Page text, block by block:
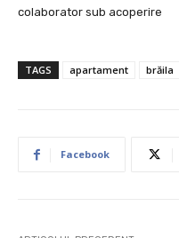
colaborator sub acoperire
TAGS apartament brăila
Facebook